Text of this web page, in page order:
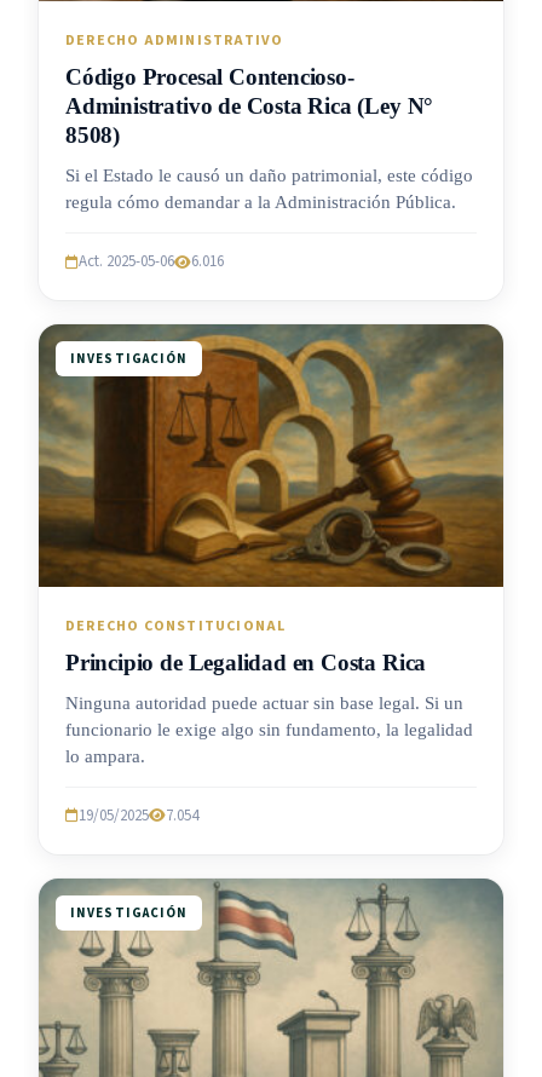
DERECHO ADMINISTRATIVO
Código Procesal Contencioso-
Administrativo de Costa Rica (Ley N°
8508)
Si el Estado le causó un daño patrimonial, este código
regula cómo demandar a la Administración Pública.
Act. 2025-05-06 6.016
INVESTIGACIÓN
DERECHO CONSTITUCIONAL
Principio de Legalidad en Costa Rica
Ninguna autoridad puede actuar sin base legal. Si un
funcionario le exige algo sin fundamento, la legalidad
lo ampara.
19/05/2025 7.054
INVESTIGACIÓN